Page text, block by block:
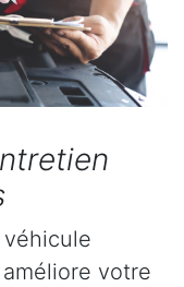
véhicule
votre